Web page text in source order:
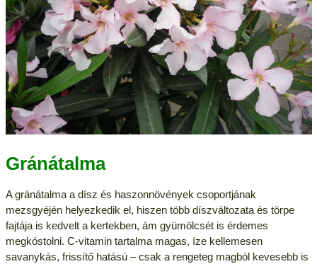
Gránátalma
A gránátalma a dísz és haszonnövények csoportjának
mezsgyéjén helyezkedik el, hiszen több díszváltozata és törpe
fajtája is kedvelt a kertekben, ám gyümölcsét is érdemes
megkóstolni. C-vitamin tartalma magas, íze kellemesen
savanykás, frissítő hatású – csak a rengeteg magból kevesebb is